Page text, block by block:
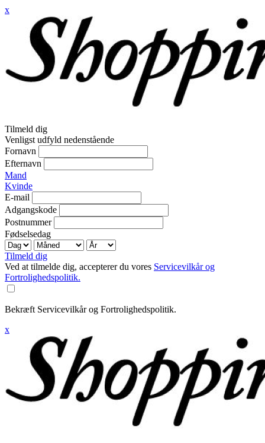
x
Tilmeld dig
Venligst udfyld nedenstående
Fornavn
Efternavn
Mand
Kvinde
E-mail
Adgangskode
Postnummer
Fødselsedag
Tilmeld dig
Ved at tilmelde dig, accepterer du vores Servicevilkår og
Fortrolighedspolitik.
Bekræft Servicevilkår og Fortrolighedspolitik.
x